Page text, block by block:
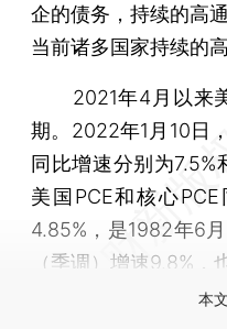
企的债务，持续的高
当前诸多国家持续的
2021年4月以来美
期。2022年1月10日
同比增速分别为7.5%
美国PCE和核心
4.85%，是1982年6
（季调）增速9.8%，
本